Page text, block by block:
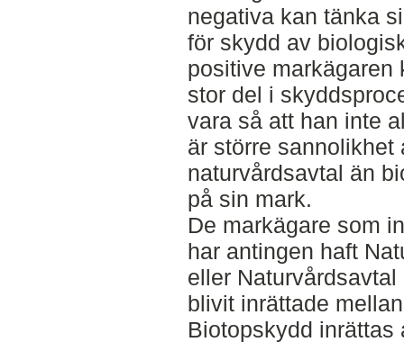
negativa kan tänka
för skydd av
positive markägaren
stor del i
vara så att han inte
är större sannolikhet
naturvårdsavtal än
på sin mark.
De markägare som
har antingen haft
eller
blivit inrättade
Biotopskydd